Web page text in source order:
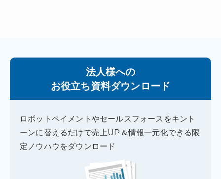
法人様への
お役立ち資料ダウンロード
ロボットペイメントやセールスフォースをキント
ーンに替えるだけで売上UP＆情報一元化できる限
定ノウハウをダウンロード